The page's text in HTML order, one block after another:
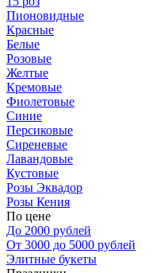
Пионовидные
Красные
Белые
Розовые
Желтые
Кремовые
Фиолетовые
Синие
Персиковые
Сиреневые
Лавандовые
Кустовые
Розы Эквадор
Розы Кения
По цене
До 2000 рублей
От 3000 до 5000 рублей
Элитные букеты